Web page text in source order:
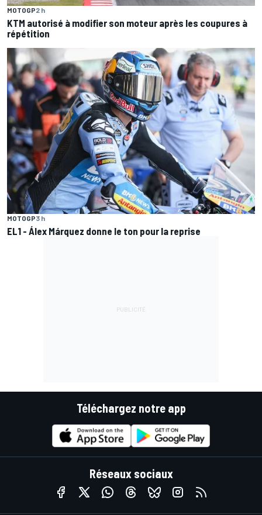
MOTOGP2 h
KTM autorisé à modifier son moteur après les coupures à
répétition
MOTOGP3 h
EL1 - Álex Márquez donne le ton pour la reprise
Téléchargez notre app
Réseaux sociaux